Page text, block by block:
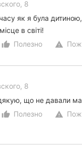
8
як я була
в світі!
thumb_up_alt
Полезно warning
8
що не давали
thumb_up_alt
Полезно warning